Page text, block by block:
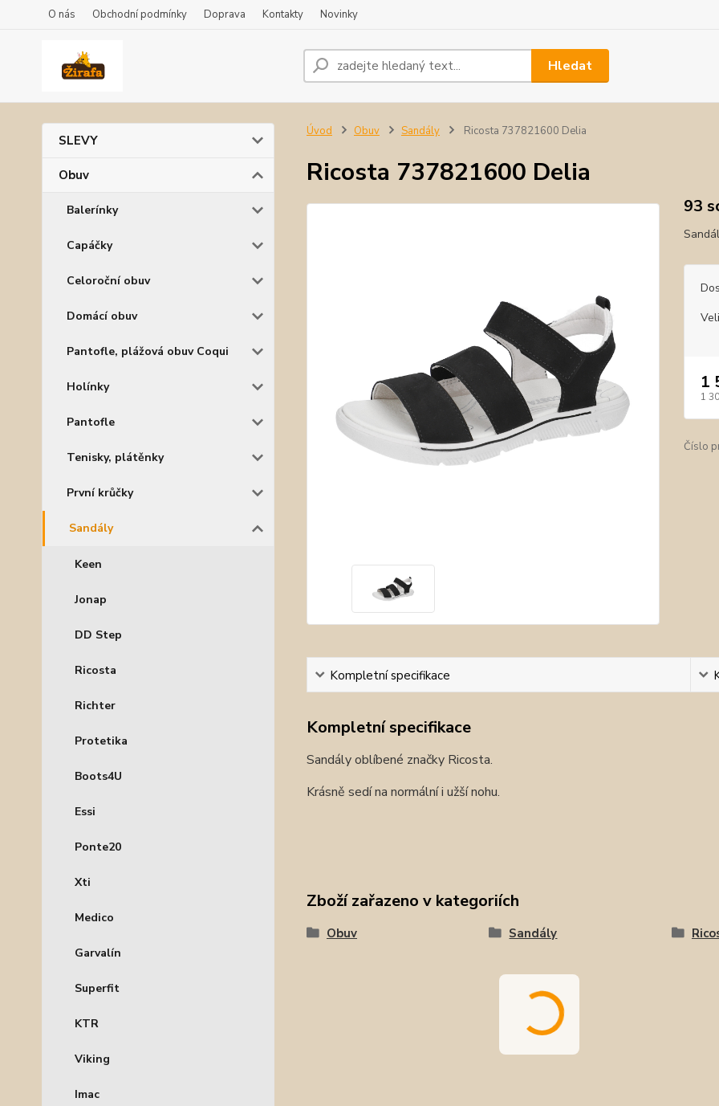
O nás Obchodní podmínky Doprava Kontakty Novinky
Hledat
SLEVY
Obuv
Balerínky
Capáčky
Celoroční obuv
Domácí obuv
Pantofle, plážová obuv Coqui
Holínky
Pantofle
Tenisky, plátěnky
První krůčky
Sandály
Keen
Jonap
DD Step
Ricosta
Richter
Protetika
Boots4U
Essi
Ponte20
Xti
Medico
Garvalín
Superfit
KTR
Viking
Imac
Úvod Obuv Sandály Ricosta 737821600 Delia
Ricosta 737821600 Delia
93
1
1
Číslo
Kompletní specifikace
Kompletní specifikace
Sandály oblíbené značky Ricosta.
Krásně sedí na normální i užší nohu.
Zboží zařazeno v kategoriích
Obuv Sandály